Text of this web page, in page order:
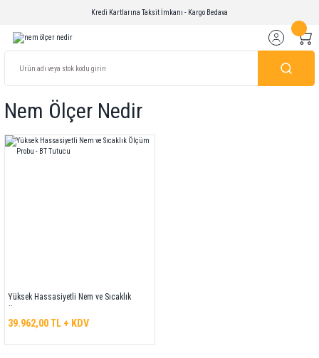
Kredi Kartlarına Taksit İmkanı - Kargo Bedava
Nem Ölçer Nedir
Yüksek Hassasiyetli Nem ve Sıcaklık
39.962,00 TL + KDV